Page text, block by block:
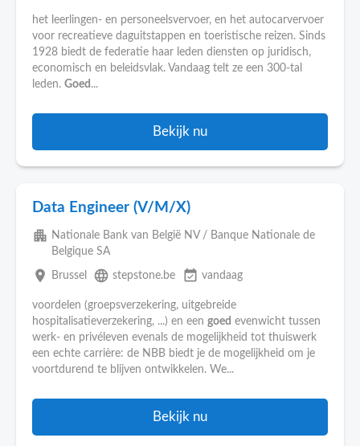
het leerlingen- en personeelsvervoer, en het autocarvervoer
voor recreatieve daguitstappen en toeristische reizen. Sinds
1928 biedt de federatie haar leden diensten op juridisch,
economisch en beleidsvlak. Vandaag telt ze een 300-tal
leden. Goed ...
Bekijk nu
Data Engineer (V/M/X)
apartment Nationale Bank van België NV / Banque Nationale de
Belgique SA
place Brussel language stepstone.be event_available vandaag
voordelen (groepsverzekering, uitgebreide
hospitalisatieverzekering, ...) en een goed evenwicht tussen
werk- en privéleven evenals de mogelijkheid tot thuiswerk
een echte carrière: de NBB biedt je de mogelijkheid om je
voortdurend te blijven ontwikkelen. We...
Bekijk nu